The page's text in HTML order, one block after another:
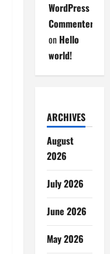
WordPress
Commenter
on Hello
world!
ARCHIVES
August
2026
July 2026
June 2026
May 2026